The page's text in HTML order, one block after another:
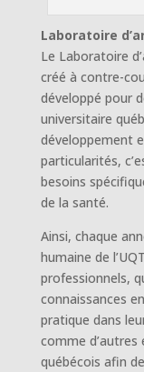
Laboratoire
Le Laboratoire
créé à contre-
développé pour
universitaire
développement
particularités,
besoins
de la santé.
Ainsi, chaque
humaine de
professionnels,
connaissances
pratique dans
comme d’autres
québécois afin